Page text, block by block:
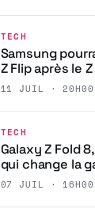
TECH
Samsung
Z Flip après le
11 JUIL · 20H00
TECH
Galaxy Z Fold
qui change la
07 JUIL · 16H00